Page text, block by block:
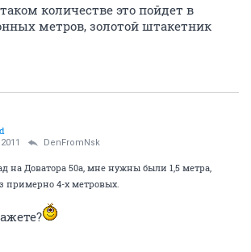
количестве это пойдет в
метров, золотой штакетник
DenFromNsk
на Доватора 50а, мне нужны были 1,5 метра,
примерно 4-х метровых.